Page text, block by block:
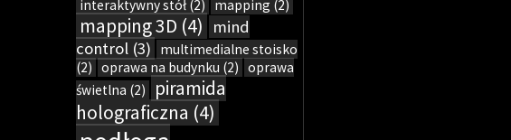
interaktywny stół(2) mapping (2)
mapping 3D (4)
mind
control(3)
multimedialne stoisko
(2) oprawa na budynku (2) oprawa
świetlna (2)
piramida
holograficzna (4)